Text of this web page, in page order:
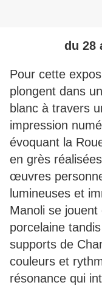
du 28
Pour cette
plongent dans
blanc à travers
impression
évoquant la
en grès
œuvres
lumineuses et
Manoli se
porcelaine
supports de
couleurs et
résonance qui